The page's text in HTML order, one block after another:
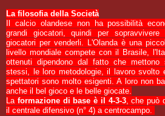
La filosofia della Società
Il calcio olandese non ha possibilità
grandi giocatori, quindi per
giocatori per venderli. L'Olanda è una
livello mondiale compete con il Brasile,
ottenuti dipendono dal fatto che mettono
stessi, le loro metodologie, il lavoro
spettatori sono molto esigenti. A loro non
anche il bel gioco e le belle giocate.
La formazione di base è il 4-3-3, che può
il centrale difensivo (n° 4) a centrocampo.